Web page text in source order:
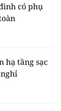
có phụ
hạ tầng sạc